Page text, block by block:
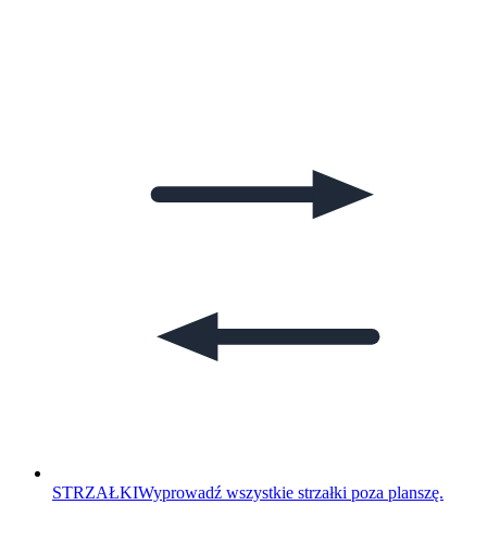
STRZAŁKIWyprowadź wszystkie strzałki poza planszę.